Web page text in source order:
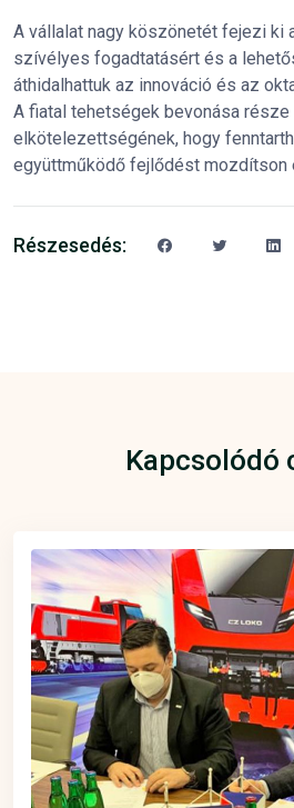
A vállalat nagy köszönetét fejezi ki
szívélyes fogadtatásért és a
áthidalhattuk az innováció és az
A fiatal tehetségek bevonása része
elkötelezettségének, hogy
együttműködő fejlődést mozdítson
Részesedés:
Kapcsolódó